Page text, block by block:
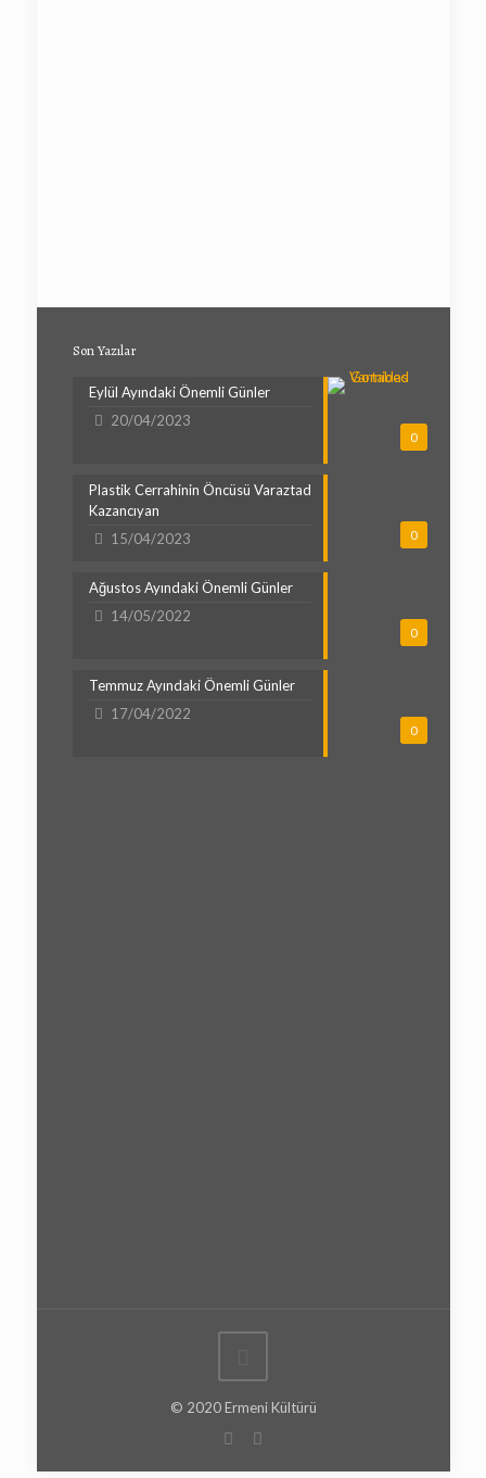
Son Yazılar
0
Eylül Ayındaki Önemli Günler
20/04/2023
0
Plastik Cerrahinin Öncüsü Varaztad
Kazancıyan
15/04/2023
0
Ağustos Ayındaki Önemli Günler
14/05/2022
0
Temmuz Ayındaki Önemli Günler
17/04/2022
© 2020 Ermeni Kültürü